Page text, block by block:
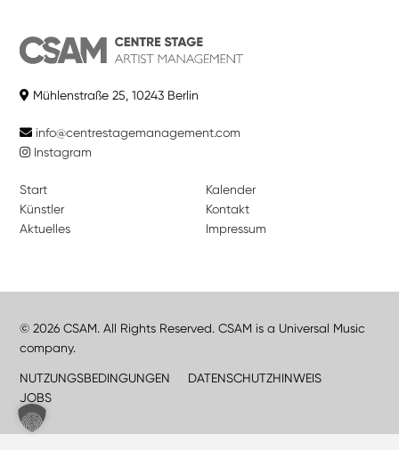
Mühlenstraße 25, 10243 Berlin
info@centrestagemanagement.com
Instagram
Start
Künstler
Aktuelles
Kalender
Kontakt
Impressum
© 2026 CSAM. All Rights Reserved. CSAM is a Universal Music
company.
NUTZUNGSBEDINGUNGEN
DATENSCHUTZHINWEIS
JOBS